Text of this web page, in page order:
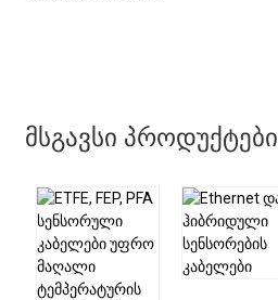
მსგავსი პროდუქტები